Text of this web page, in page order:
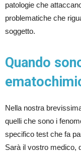
patologie che
problematiche che
soggetto.
Quando
Nella nostra
quelli che sono i
specifico test che fa
Sarà il vostro medico,